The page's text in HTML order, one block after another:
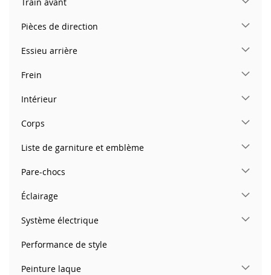
Pièces de direction
Essieu arrière
Frein
Intérieur
Corps
Liste de garniture et emblème
Pare-chocs
Éclairage
Système électrique
Performance de style
Peinture laque